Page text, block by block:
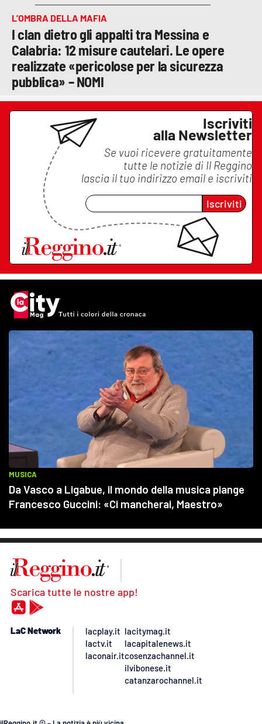
L’OMBRA DELLA MAFIA
I clan dietro gli appalti tra Messina e
Calabria: 12 misure cautelari. Le opere
realizzate «pericolose per la sicurezza
pubblica» – NOMI
Iscriviti
alla Newsletter
Se vuoi ricevere gratuitamente
tutte le notizie di Il Reggino
lascia il tuo indirizzo email e iscriviti
Iscriviti
Scarica tutte le nostre app!
LaC Network
lacplay.it
lactv.it
laconair.it
lacitymag.it
lacapitalenews.it
cosenzachannel.it
ilvibonese.it
catanzarochannel.it